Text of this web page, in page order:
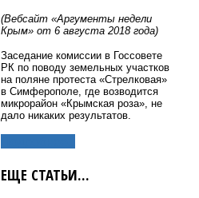
(Вебсайт «Аргументы недели
Крым» от 6 августа 2018 года)
Заседание комиссии в Госсовете
РК по поводу земельных участков
на поляне протеста «Стрелковая»
в Симферополе, где возводится
микрорайон «Крымская роза», не
дало никаких результатов.
ЕЩЕ СТАТЬИ...